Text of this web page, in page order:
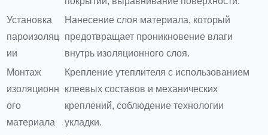
Установка
пароизоляц
ии
Нанесение слоя материала, который
предотвращает проникновение влаги
внутрь изоляционного слоя.
Монтаж
изоляционн
ого
материала
Крепление утеплителя с использованием
клеевых составов и механических
креплений, соблюдение технологии
укладки.